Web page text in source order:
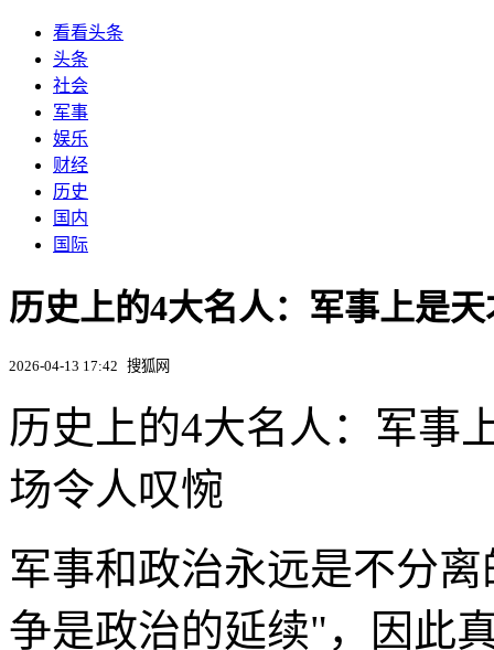
看看头条
头条
社会
军事
娱乐
财经
历史
国内
国际
历史上的4大名人：军事上是
2026-04-13 17:42 搜狐网
历史上的4大名人：军事
场令人叹惋
军事和政治永远是不分
争是政治的延续"，因此